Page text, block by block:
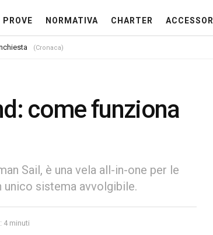
PROVE NORMATIVA CHARTER ACCESSORI
(Cronaca)
come funziona
Sail, è una vela all-in-one per le
unico sistema avvolgibile.
4 minuti